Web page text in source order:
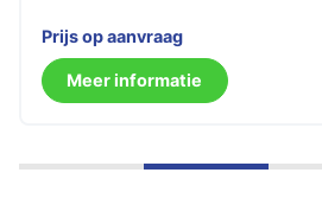
Prijs op aanvraag
Meer informatie